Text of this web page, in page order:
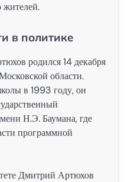
жителей.
в политике
родился 14 декабря
области.
в 1993 году, он
Н.Э. Баумана, где
программной
Дмитрий Артюхов